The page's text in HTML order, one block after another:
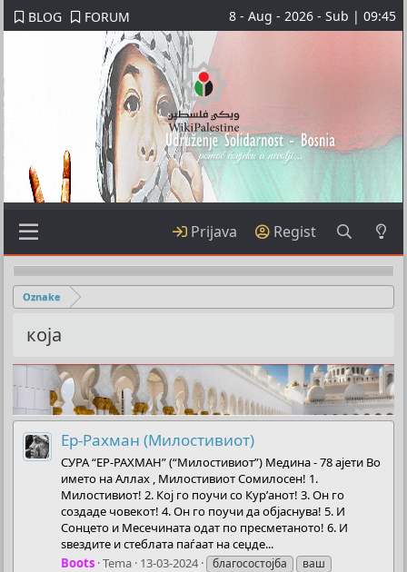
BLOG FORUM 8 - Aug - 2026 - Sub | 09:45
Prijava Regist
Oznake
која
Ер-Рахман (Милостивиот)
СУРА “ЕР-РАХМАН” (“Милостивиот”) Медина - 78 ајети Во
името на Аллах , Милостивиот Сомилосен! 1.
Милостивиот! 2. Кој го поучи со Кур’анот! 3. Он го
создаде човекот! 4. Он го поучи да објаснува! 5. И
Сонцето и Месечината одат по пресметаното! 6. И
ѕвездите и стеблата паѓаат на сеџде...
Boots Tema 13-03-2024 благосостојба
ваш